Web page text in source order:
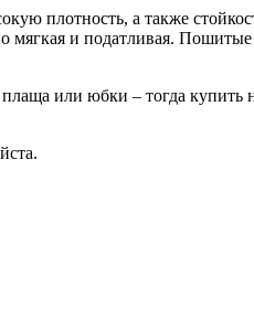
плотность, а также
и податливая.
или юбки – тогда